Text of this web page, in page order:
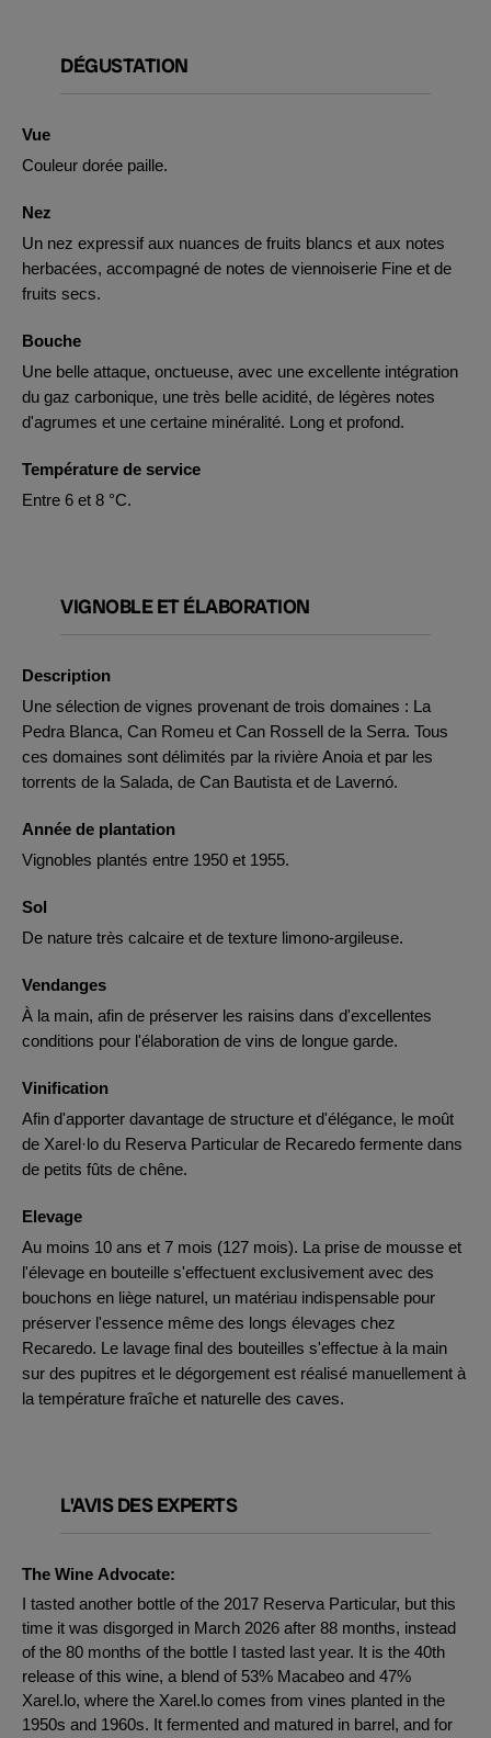
DÉGUSTATION
Vue
Couleur dorée paille.
Nez
Un nez expressif aux nuances de fruits blancs et aux notes
herbacées, accompagné de notes de viennoiserie Fine et de
fruits secs.
Bouche
Une belle attaque, onctueuse, avec une excellente intégration
du gaz carbonique, une très belle acidité, de légères notes
d'agrumes et une certaine minéralité. Long et profond.
Température de service
Entre 6 et 8 °C.
VIGNOBLE ET ÉLABORATION
Description
Une sélection de vignes provenant de trois domaines : La
Pedra Blanca, Can Romeu et Can Rossell de la Serra. Tous
ces domaines sont délimités par la rivière Anoia et par les
torrents de la Salada, de Can Bautista et de Lavernó.
Année de plantation
Vignobles plantés entre 1950 et 1955.
Sol
De nature très calcaire et de texture limono-argileuse.
Vendanges
À la main, afin de préserver les raisins dans d'excellentes
conditions pour l'élaboration de vins de longue garde.
Vinification
Afin d'apporter davantage de structure et d'élégance, le moût
de Xarel·lo du Reserva Particular de Recaredo fermente dans
de petits fûts de chêne.
Elevage
Au moins 10 ans et 7 mois (127 mois). La prise de mousse et
l'élevage en bouteille s'effectuent exclusivement avec des
bouchons en liège naturel, un matériau indispensable pour
préserver l'essence même des longs élevages chez
Recaredo. Le lavage final des bouteilles s'effectue à la main
sur des pupitres et le dégorgement est réalisé manuellement à
la température fraîche et naturelle des caves.
L'AVIS DES EXPERTS
The Wine Advocate:
I tasted another bottle of the 2017 Reserva Particular, but this
time it was disgorged in March 2026 after 88 months, instead
of the 80 months of the bottle I tasted last year. It is the 40th
release of this wine, a blend of 53% Macabeo and 47%
Xarel.lo, where the Xarel.lo comes from vines planted in the
1950s and 1960s. It fermented and matured in barrel, and for